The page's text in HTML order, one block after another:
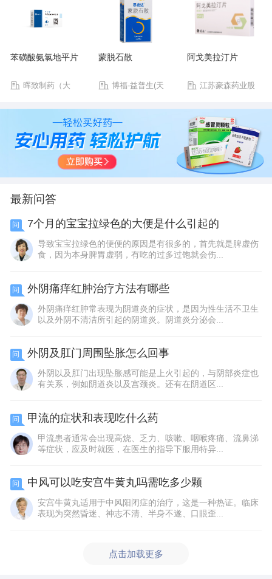
苯磺酸氨氯地平片
晖致制药（大
蒙脱石散
博福-益普生(天
阿戈美拉汀片
江苏豪森药业股
最新问答
问 7个月的宝宝拉绿色的大便是什么引起的
导致宝宝拉绿色的便便的原因是有很多的，首先就是脾虚伤
食，因为本身脾胃虚弱，有吃的过多过饱就会伤...
问 外阴痛痒红肿治疗方法有哪些
外阴痛痒红肿常表现为阴道炎的症状，是因为性生活不卫生
以及外阴不清洁所引起的阴道炎。阴道炎分泌会...
问 外阴及肛门周围坠胀怎么回事
外阴以及肛门出现坠胀感可能是上火引起的，与阴部炎症也
有关系，例如阴道炎以及宫颈炎。还有在阴道区...
问 甲流的症状和表现吃什么药
甲流患者通常会出现高烧、乏力、咳嗽、咽喉疼痛、流鼻涕
等症状，应及时就医，在医生的指导下服用特异...
问 中风可以吃安宫牛黄丸吗需吃多少颗
安宫牛黄丸适用于中风阳闭症的治疗，这是一种热证。临床
表现为突然昏迷、神志不清、半身不遂、口眼歪...
点击加载更多